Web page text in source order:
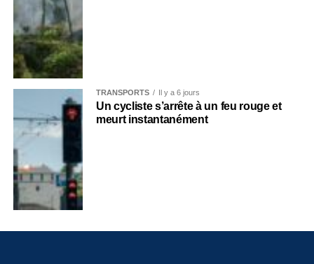
TRANSPORTS Il y a 6 jours
Un cycliste s’arrête à un feu rouge et
meurt instantanément